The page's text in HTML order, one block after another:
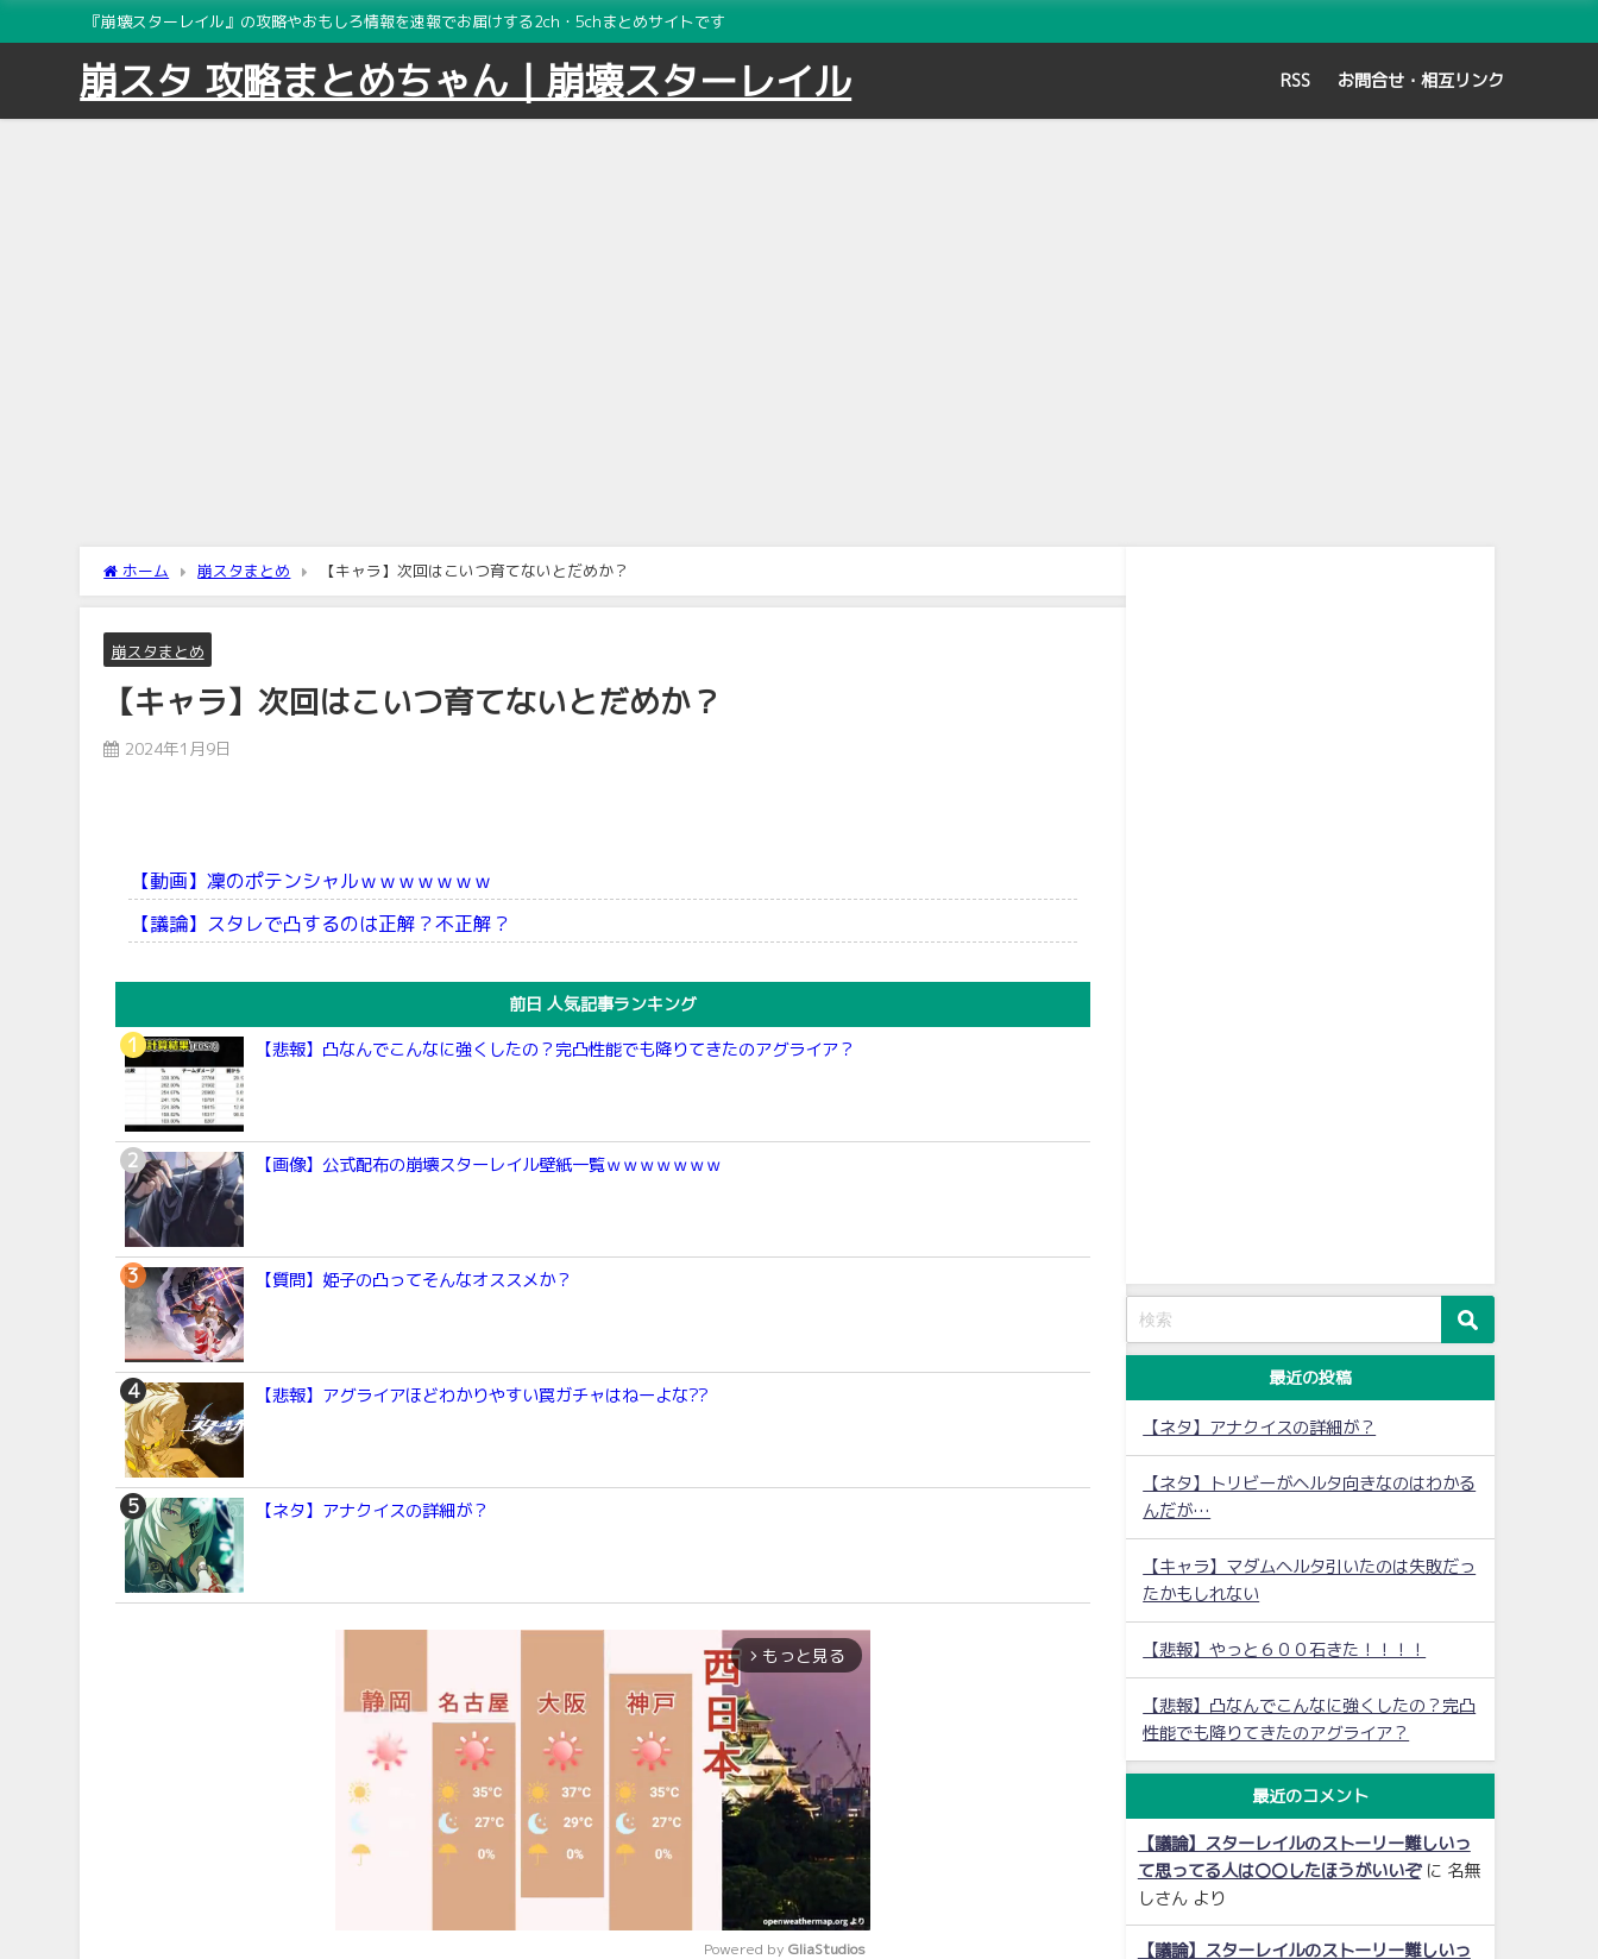
『崩壊スターレイル』の攻略やおもしろ情報を速報でお届けする2ch・5chまとめサイトです
崩スタ 攻略まとめちゃん｜崩壊スターレイル RSS お問合せ・相互リンク
ホーム 崩スタまとめ 【キャラ】次回はこいつ育てないとだめか？
崩スタまとめ
【キャラ】次回はこいつ育てないとだめか？
2024年1月9日
【動画】凜のポテンシャルｗｗｗｗｗｗｗ
【議論】スタレで凸するのは正解？不正解？
前日 人気記事ランキング
【悲報】凸なんでこんなに強くしたの？完凸性能でも降りてきたのアグライア？
【画像】公式配布の崩壊スターレイル壁紙一覧ｗｗｗｗｗｗｗ
【質問】姫子の凸ってそんなオススメか？
【悲報】アグライアほどわかりやすい罠ガチャはねーよな??
【ネタ】アナクイスの詳細が？
arrow_forward_ios もっと見る
Powered by GliaStudios
最近の投稿
【ネタ】アナクイスの詳細が？
【ネタ】トリビーがヘルタ向きなのはわかる
んだが…
【キャラ】マダムヘルタ引いたのは失敗だっ
たかもしれない
【悲報】やっと６００石きた！！！！
【悲報】凸なんでこんなに強くしたの？完凸
性能でも降りてきたのアグライア？
最近のコメント
【議論】スターレイルのストーリー難しいっ
て思ってる人は〇〇したほうがいいぞに 名無
しさんより
【議論】スターレイルのストーリー難しいっ